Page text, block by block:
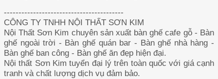
-----------------------------------------
CÔNG TY TNHH NỘI THẤT SƠN KIM
Nội Thất Sơn Kim chuyên sản xuất bàn ghế cafe gỗ - Bàn
ghế ngoài trời - Bàn ghế quán bar - Bàn ghế nhà hàng -
Bàn ghế ban công - Bàn ghế ăn đẹp hiện đại.
Nội thất Sơn Kim tuyển đại lý trên toàn quốc với giá cạnh
tranh và chất lượng dịch vụ đảm bảo.